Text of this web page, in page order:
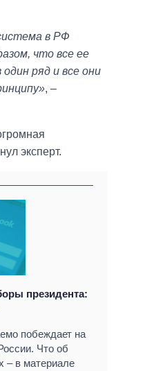
в РФ
что все ее
ряд и все они
, –
эксперт.
президента:
побеждает на
Что об
– в материале